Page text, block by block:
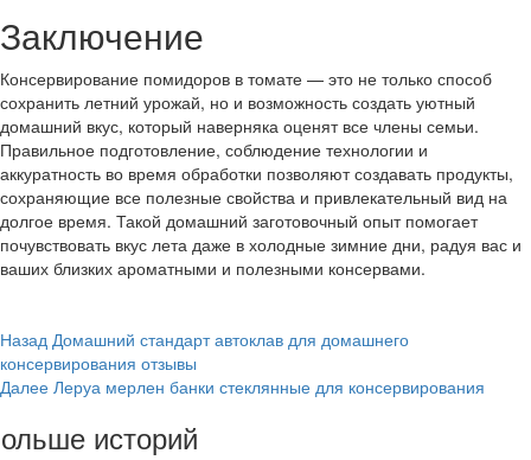
Заключение
Консервирование помидоров в томате — это не только способ
сохранить летний урожай, но и возможность создать уютный
домашний вкус, который наверняка оценят все члены семьи.
Правильное подготовление, соблюдение технологии и
аккуратность во время обработки позволяют создавать продукты,
сохраняющие все полезные свойства и привлекательный вид на
долгое время. Такой домашний заготовочный опыт помогает
почувствовать вкус лета даже в холодные зимние дни, радуя вас и
ваших близких ароматными и полезными консервами.
Post
Navigation
Назад Домашний стандарт автоклав для домашнего
консервирования отзывы
Далее Леруа мерлен банки стеклянные для консервирования
историй